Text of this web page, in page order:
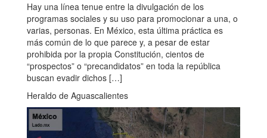
Hay una línea tenue entre la divulgación de los
programas sociales y su uso para promocionar a una, o
varias, personas. En México, esta última práctica es
más común de lo que parece y, a pesar de estar
prohibida por la propia Constitución, cientos de
“prospectos” o “precandidatos” en toda la república
buscan evadir dichos […]
Heraldo de Aguascalientes